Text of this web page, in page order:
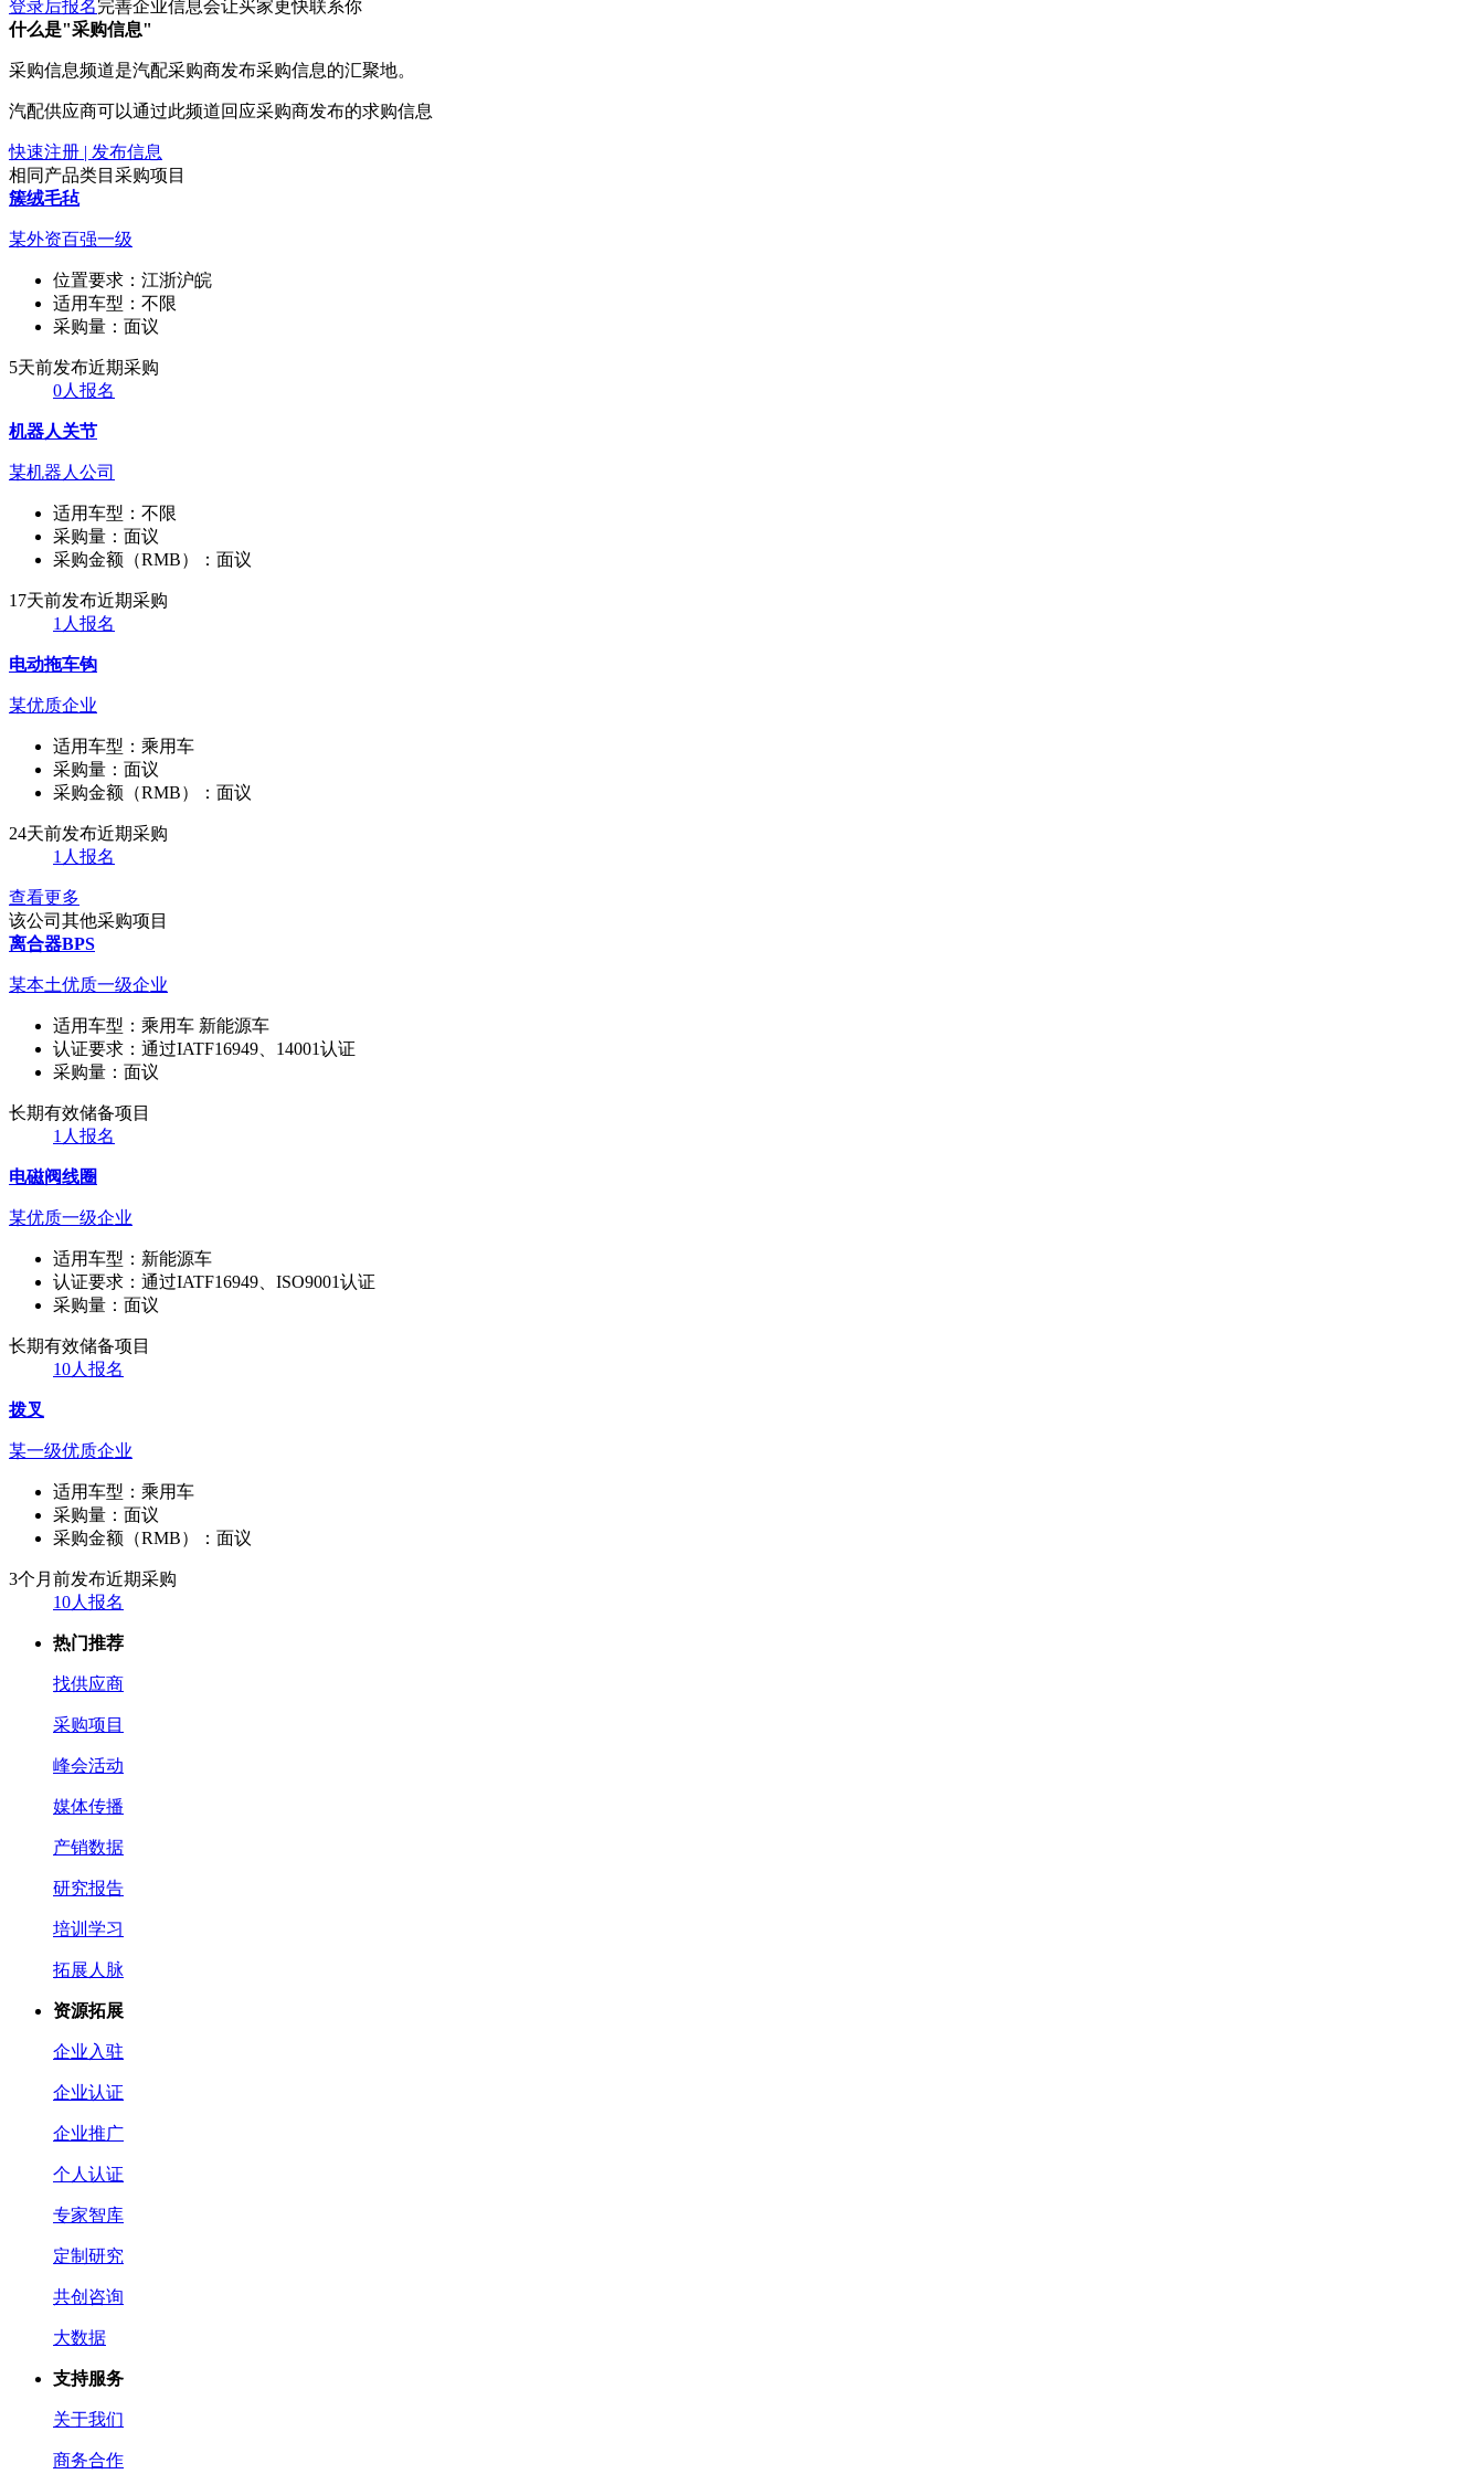
登录后报名完善企业信息会让买家更快联系你
什么是"采购信息"
采购信息频道是汽配采购商发布采购信息的汇聚地。
汽配供应商可以通过此频道回应采购商发布的求购信息
快速注册 | 发布信息
相同产品类目采购项目
簇绒毛毡
某外资百强一级
位置要求： 江浙沪皖
适用车型： 不限
采购量： 面议
5天前发布近期采购
0人报名
机器人关节
某机器人公司
适用车型： 不限
采购量： 面议
采购金额（RMB）： 面议
17天前发布近期采购
1人报名
电动拖车钩
某优质企业
适用车型： 乘用车
采购量： 面议
采购金额（RMB）： 面议
24天前发布近期采购
1人报名
查看更多
该公司其他采购项目
离合器BPS
某本土优质一级企业
适用车型： 乘用车 新能源车
认证要求： 通过IATF16949、14001认证
采购量： 面议
长期有效储备项目
1人报名
电磁阀线圈
某优质一级企业
适用车型： 新能源车
认证要求： 通过IATF16949、ISO9001认证
采购量： 面议
长期有效储备项目
10人报名
拨叉
某一级优质企业
适用车型： 乘用车
采购量： 面议
采购金额（RMB）： 面议
3个月前发布近期采购
10人报名
热门推荐
找供应商
采购项目
峰会活动
媒体传播
产销数据
研究报告
培训学习
拓展人脉
资源拓展
企业入驻
企业认证
企业推广
个人认证
专家智库
定制研究
共创咨询
大数据
支持服务
关于我们
商务合作